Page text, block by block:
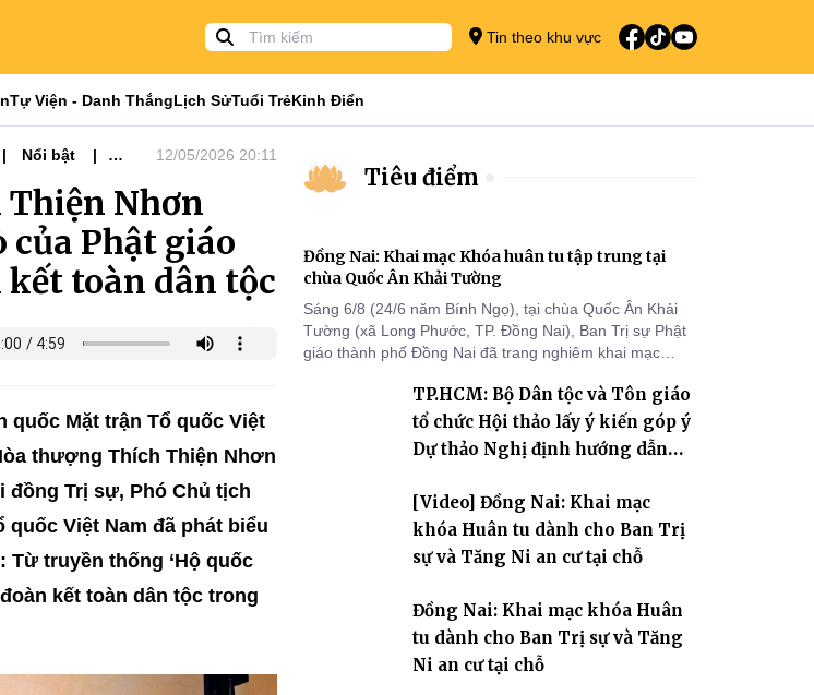
Tin theo khu vực
Tự Viện - Danh ThắngLịch SửTuổi TrẻKinh Điển
Nổi bật
12/05/2026 20:11
Nhơn
Phật giáo
toàn dân tộc
Mặt trận Tổ quốc Việt
thượng Thích Thiện Nhơn
đồng Trị sự, Phó Chủ tịch
Việt Nam đã phát biểu
Từ truyền thống ‘Hộ quốc
kết toàn dân tộc trong
Tiêu điểm
Đồng Nai: Khai mạc Khóa huân tu tập trung tại
chùa Quốc Ân Khải Tường
Sáng 6/8 (24/6 năm Bính Ngọ), tại chùa Quốc Ân Khải
Tường (xã Long Phước, TP. Đồng Nai), Ban Trị sự Phật
giáo thành phố Đồng Nai đã trang nghiêm khai mạc
2570 dành cho chư Tăng hành giả an cư tại chỗ khu vực
VII, VIII và trường hạ chùa Quốc Ân Khải Tường.
TP.HCM: Bộ Dân tộc và Tôn giáo
tổ chức Hội thảo lấy ý kiến góp ý
Dự thảo Nghị định hướng dẫn
giáo
[Video] Đồng Nai: Khai mạc
khóa Huân tu dành cho Ban Trị
sự và Tăng Ni an cư tại chỗ
Đồng Nai: Khai mạc khóa Huân
tu dành cho Ban Trị sự và Tăng
Ni an cư tại chỗ